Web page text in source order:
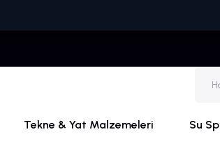
Tekne & Yat Malzemeleri Su
🚚🏷️